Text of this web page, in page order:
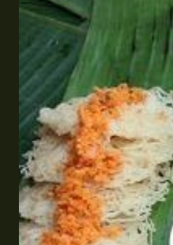
Эквадор
Топ мест отдыха
Анапа
Алтай
Крым